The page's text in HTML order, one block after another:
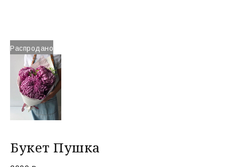
Распродано
Букет Пушка